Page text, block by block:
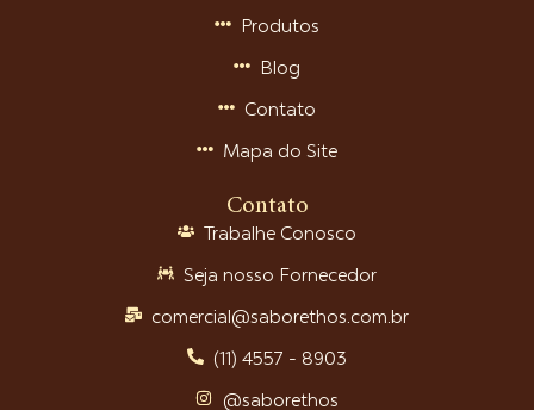
Produtos
Blog
Contato
Mapa do Site
Contato
Trabalhe Conosco
Seja nosso Fornecedor
comercial@saborethos.com.br
(11) 4557 - 8903
@saborethos